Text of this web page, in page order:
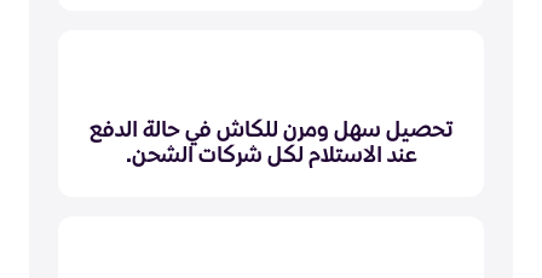
تحصيل سهل ومرن للكاش في حالة الدفع
عند الاستلام لكل شركات الشحن.